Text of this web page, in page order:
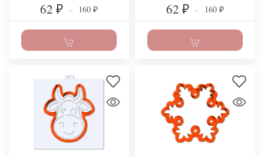
62 ₽ – 160 ₽ 62 ₽ – 160 ₽